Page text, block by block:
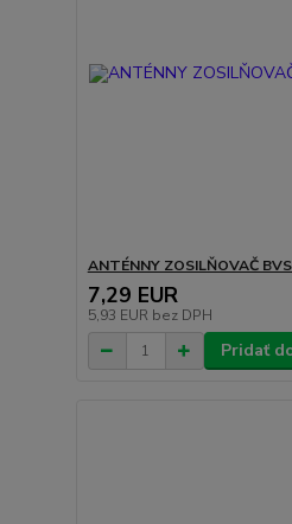
ANTÉNNY ZOSILŇOVAČ
7,29 EUR
5,93 EUR bez DPH
Pridať